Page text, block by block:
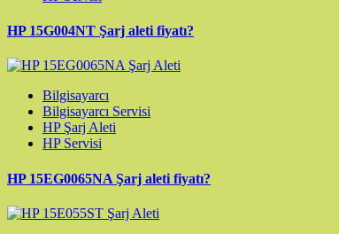
HP 15G004NT Şarj aleti fiyatı?
Bilgisayarcı
Bilgisayarcı Servisi
HP Şarj Aleti
HP Servisi
HP 15EG0065NA Şarj aleti fiyatı?